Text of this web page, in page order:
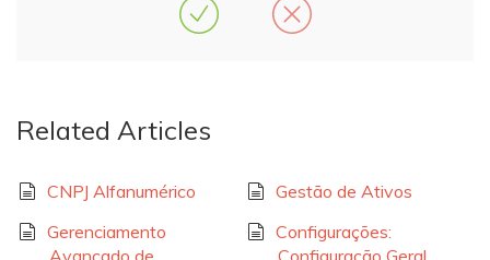
Related Articles
CNPJ Alfanumérico
Gestão de Ativos
Gerenciamento
Configurações: